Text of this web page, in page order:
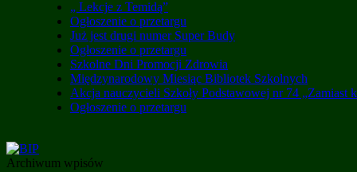
„ Lekcje z Temidą”
Ogłoszenie o przetargu
Już jest drugi numer Super Budy
Ogłoszenie o przetargu
Szkolne Dni Promocji Zdrowia
Międzynarodowy Miesiąc Bibliotek Szkolnych
Akcja nauczycieli Szkoły Podstawowej nr 74 „Zamiast
Ogłoszenie o przetargu
Archiwum wpisów